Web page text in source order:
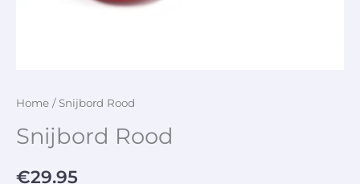
Home / Snijbord Rood
Snijbord Rood
€29.95